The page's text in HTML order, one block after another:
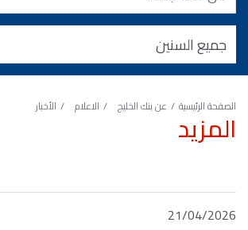
الصفحة الرئيسية عن بنك الخليج الاعلام الأخبار
المزيد
21/04/2026